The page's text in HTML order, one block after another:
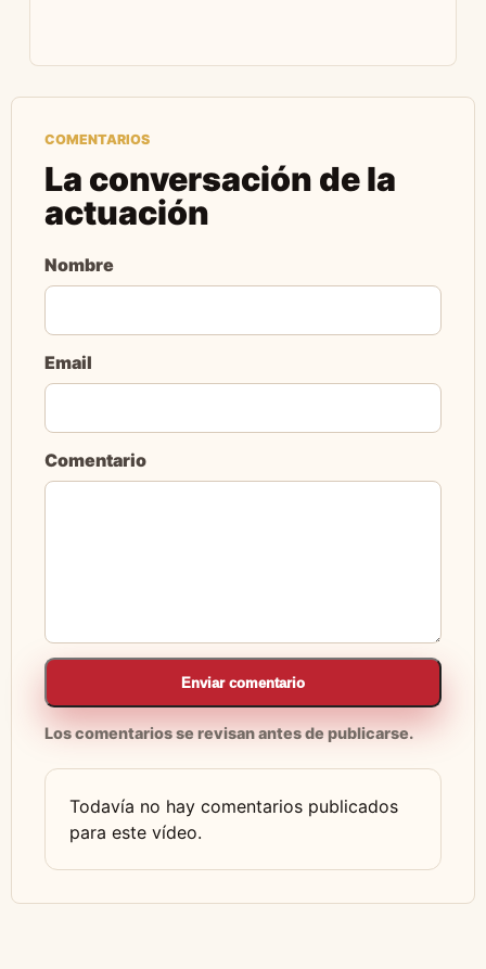
COMENTARIOS
La conversación de la
actuación
Nombre
Email
Comentario
Enviar comentario
Los comentarios se revisan antes de publicarse.
Todavía no hay comentarios publicados
para este vídeo.